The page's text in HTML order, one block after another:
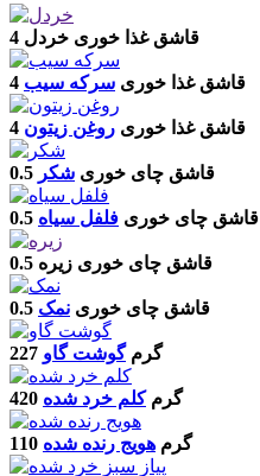
4 قاشق غذا خوری خردل
4 قاشق غذا خوری سرکه سیب
4 قاشق غذا خوری روغن زیتون
0.5 قاشق چای خوری شکر
0.5 قاشق چای خوری فلفل سیاه
0.5 قاشق چای خوری زیره
0.5 قاشق چای خوری نمک
227 گرمگوشت گاو
420 گرمکلم خرد شده
110 گرم هویج رنده شده